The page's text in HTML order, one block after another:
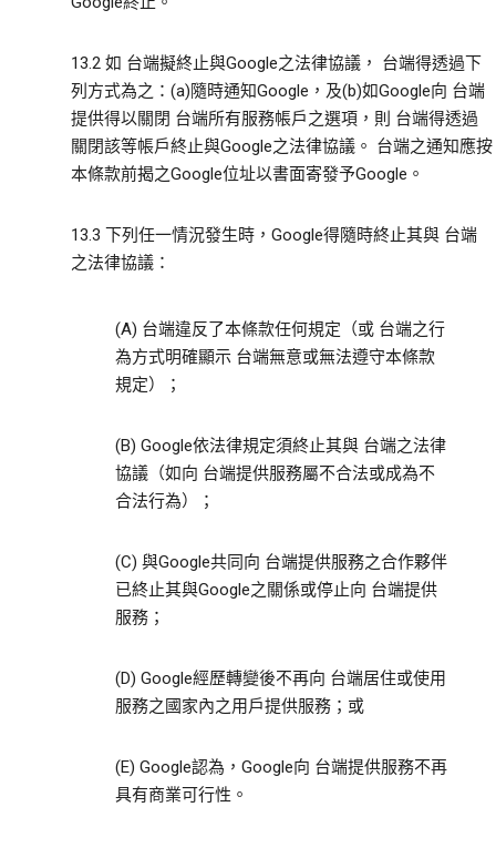
13.2 如 台端擬終止與Google之法律協議， 台端得透過下
列方式為之：(a)隨時通知Google，及(b)如Google向 台端
提供得以關閉 台端所有服務帳戶之選項，則 台端得透過
關閉該等帳戶終止與Google之法律協議。 台端之通知應按
本條款前揭之Google位址以書面寄發予Google。
13.3 下列任一情況發生時，Google得隨時終止其與 台端
之法律協議：
(A) 台端違反了本條款任何規定（或 台端之行
為方式明確顯示 台端無意或無法遵守本條款
規定）；
(B) Google依法律規定須終止其與 台端之法律
協議（如向 台端提供服務屬不合法或成為不
合法行為）；
(C) 與Google共同向 台端提供服務之合作夥伴
已終止其與Google之關係或停止向 台端提供
服務；
(D) Google經歷轉變後不再向 台端居住或使用
服務之國家內之用戶提供服務；或
(E) Google認為，Google向 台端提供服務不再
具有商業可行性。